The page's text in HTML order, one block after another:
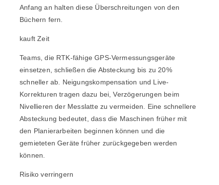
Anfang an halten diese Überschreitungen von den
Büchern fern.
kauft Zeit
Teams, die RTK-fähige GPS-Vermessungsgeräte
einsetzen, schließen die Absteckung bis zu 20%
schneller ab. Neigungskompensation und Live-
Korrekturen tragen dazu bei, Verzögerungen beim
Nivellieren der Messlatte zu vermeiden. Eine schnellere
Absteckung bedeutet, dass die Maschinen früher mit
den Planierarbeiten beginnen können und die
gemieteten Geräte früher zurückgegeben werden
können.
Risiko verringern